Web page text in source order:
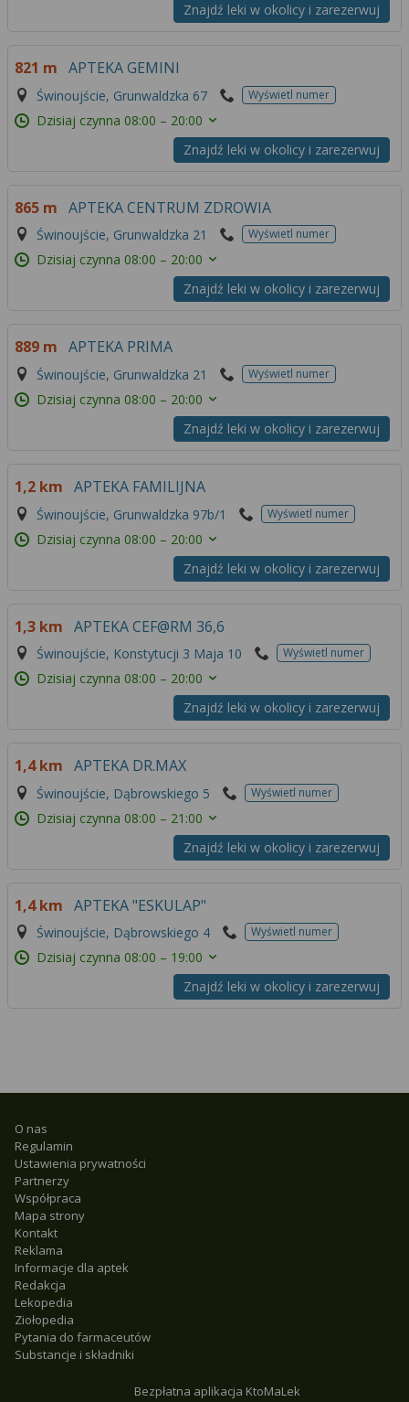
Znajdź leki w okolicy i zarezerwuj
821 m APTEKA GEMINI
Świnoujście, Grunwaldzka 67 Wyświetl numer
Dzisiaj czynna 08:00 – 20:00
Znajdź leki w okolicy i zarezerwuj
865 m APTEKA CENTRUM ZDROWIA
Świnoujście, Grunwaldzka 21 Wyświetl numer
Dzisiaj czynna 08:00 – 20:00
Znajdź leki w okolicy i zarezerwuj
889 m APTEKA PRIMA
Świnoujście, Grunwaldzka 21 Wyświetl numer
Dzisiaj czynna 08:00 – 20:00
Znajdź leki w okolicy i zarezerwuj
1,2 km APTEKA FAMILIJNA
Świnoujście, Grunwaldzka 97b/1 Wyświetl numer
Dzisiaj czynna 08:00 – 20:00
Znajdź leki w okolicy i zarezerwuj
1,3 km APTEKA CEF@RM 36,6
Świnoujście, Konstytucji 3 Maja 10 Wyświetl numer
Dzisiaj czynna 08:00 – 20:00
Znajdź leki w okolicy i zarezerwuj
1,4 km APTEKA DR.MAX
Świnoujście, Dąbrowskiego 5 Wyświetl numer
Dzisiaj czynna 08:00 – 21:00
Znajdź leki w okolicy i zarezerwuj
1,4 km APTEKA "ESKULAP"
Świnoujście, Dąbrowskiego 4 Wyświetl numer
Dzisiaj czynna 08:00 – 19:00
Znajdź leki w okolicy i zarezerwuj
O nas
Regulamin
Ustawienia prywatności
Partnerzy
Współpraca
Mapa strony
Kontakt
Reklama
Informacje dla aptek
Redakcja
Lekopedia
Ziołopedia
Pytania do farmaceutów
Substancje i składniki
Bezpłatna aplikacja KtoMaLek